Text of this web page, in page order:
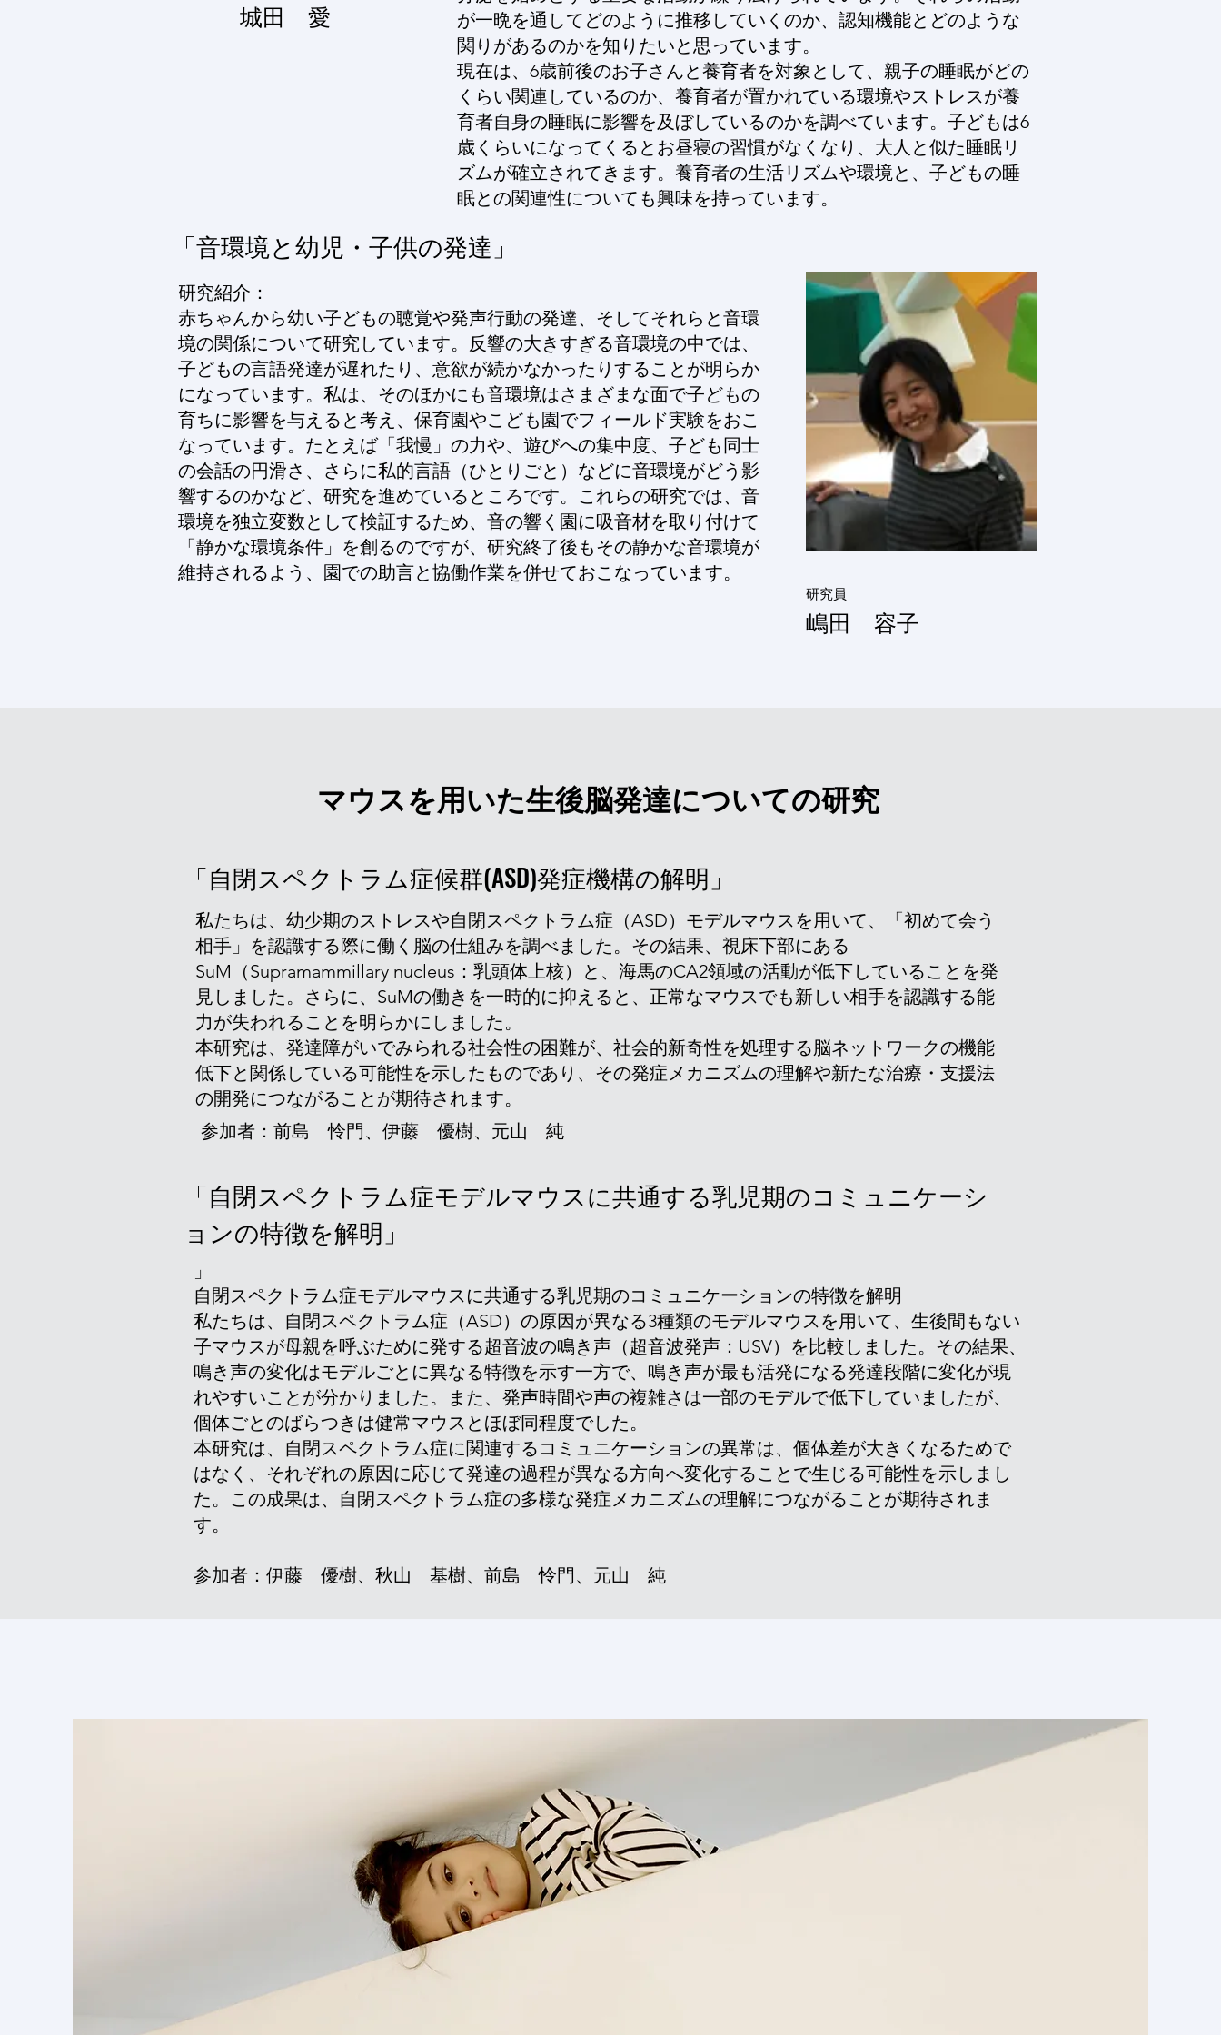
​城田 愛
が一晩を通してどのように推移していくのか、認知機能とどのような
関りがあるのかを知りたいと思っています。
現在は、6歳前後のお子さんと養育者を対象として、親子の睡眠がどの
くらい関連しているのか、養育者が置かれている環境やストレスが養
育者自身の睡眠に影響を及ぼしているのかを調べています。子どもは6
歳くらいになってくるとお昼寝の習慣がなくなり、大人と似た睡眠リ
ズムが確立されてきます。養育者の生活リズムや環境と、子どもの睡
眠との関連性についても興味を持っています。
​「音環境と幼児・子供の発達」
研究紹介：
赤ちゃんから幼い子どもの聴覚や発声行動の発達、そしてそれらと音環
境の関係について研究しています。反響の大きすぎる音環境の中では、
子どもの言語発達が遅れたり、意欲が続かなかったりすることが明らか
になっています。私は、そのほかにも音環境はさまざまな面で子どもの
育ちに影響を与えると考え、保育園やこども園でフィールド実験をおこ
なっています。たとえば「我慢」の力や、遊びへの集中度、子ども同士
の会話の円滑さ、さらに私的言語（ひとりごと）などに音環境がどう影
響するのかなど、研究を進めているところです。これらの研究では、音
環境を独立変数として検証するため、音の響く園に吸音材を取り付けて
「静かな環境条件」を創るのですが、研究終了後もその静かな音環境が
維持されるよう、園での助言と協働作業を併せておこなっています。
研究員
​嶋田 容子
​マウスを用いた生後脳発達についての研究
「自閉スペクトラム症候群(ASD)発症機構の解明」
私たちは、幼少期のストレスや自閉スペクトラム症（ASD）モデルマウスを用いて、「初めて会う
相手」を認識する際に働く脳の仕組みを調べました。その結果、視床下部にある
SuM（Supramammillary nucleus：乳頭体上核）と、海馬のCA2領域の活動が低下していることを発
見しました。さらに、SuMの働きを一時的に抑えると、正常なマウスでも新しい相手を認識する能
力が失われることを明らかにしました。
本研究は、発達障がいでみられる社会性の困難が、社会的新奇性を処理する脳ネットワークの機能
低下と関係している可能性を示したものであり、その発症メカニズムの理解や新たな治療・支援法
の開発につながることが期待されます。
​参加者：前島 怜門、伊藤 優樹、元山 純
「自閉スペクトラム症モデルマウスに共通する乳児期のコミュニケーシ
ョンの特徴を解明」
」
自閉スペクトラム症モデルマウスに共通する乳児期のコミュニケーションの特徴を解明
私たちは、自閉スペクトラム症（ASD）の原因が異なる3種類のモデルマウスを用いて、生後間もない
子マウスが母親を呼ぶために発する超音波の鳴き声（超音波発声：USV）を比較しました。その結果、
鳴き声の変化はモデルごとに異なる特徴を示す一方で、鳴き声が最も活発になる発達段階に変化が現
れやすいことが分かりました。また、発声時間や声の複雑さは一部のモデルで低下していましたが、
個体ごとのばらつきは健常マウスとほぼ同程度でした。
本研究は、自閉スペクトラム症に関連するコミュニケーションの異常は、個体差が大きくなるためで
はなく、それぞれの原因に応じて発達の過程が異なる方向へ変化することで生じる可能性を示しまし
た。この成果は、自閉スペクトラム症の多様な発症メカニズムの理解につながることが期待されま
す。
​参加者：伊藤 優樹、秋山 基樹、前島 怜門、元山 純